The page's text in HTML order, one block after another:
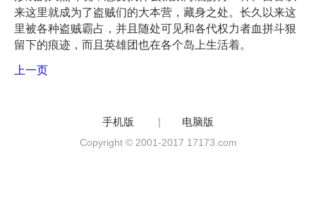
来这里就成为了盗贼们的大本营，藏身之处。长久以来这
里被各种盗贼霸占，并且随处可见和各代权力者血拼斗狠
留下的痕迹，而且英雄团也在各个岛上生活着。
上一页
手机版 | 电脑版
Copyright © 2001-2017 17173.com